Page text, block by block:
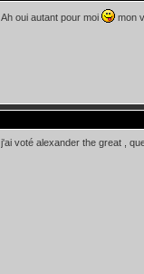
Ah oui autant pour moi mon
j'ai voté alexander the great ,